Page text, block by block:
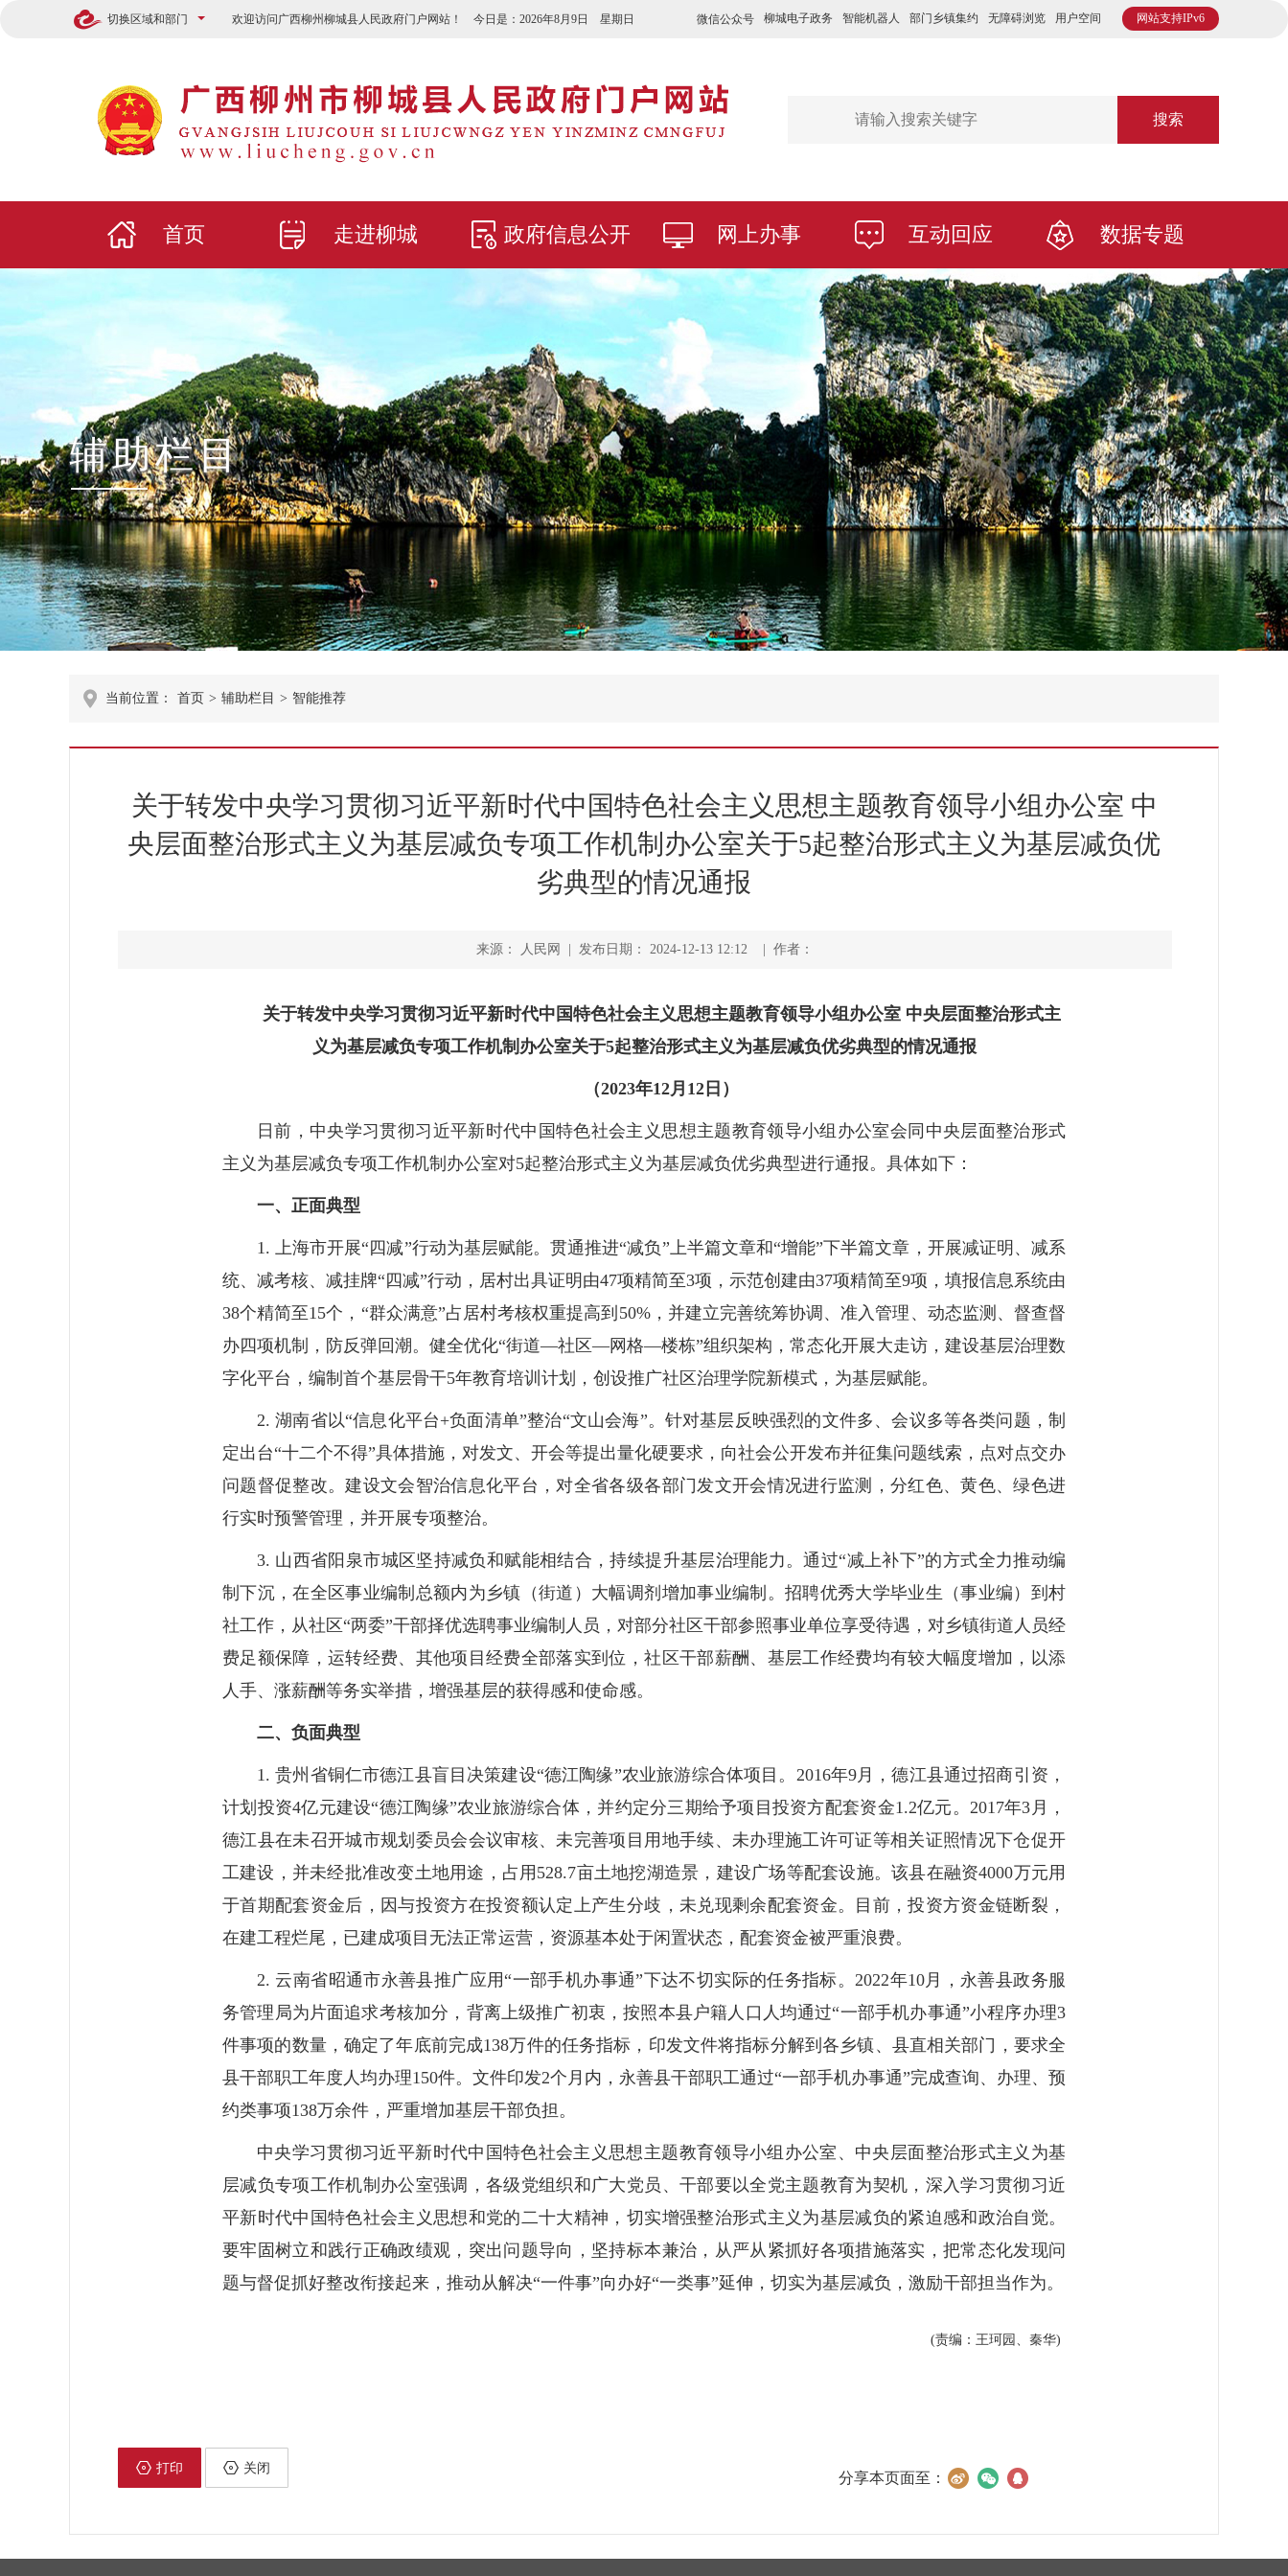
切换区域和部门 网站支持IPv6
微信公众号 柳城电子政务 智能机器人 部门乡镇集约 无障碍浏览 用户空间
欢迎访问广西柳州柳城县人民政府门户网站！ 今日是： 2026年8月9日 星期日
搜索
首页 走进柳城 政府信息公开 网上办事 互动回应 数据专题
辅助栏目
当前位置： 首页 > 辅助栏目 > 智能推荐
关于转发中央学习贯彻习近平新时代中国特色社会主义思想主题教育领导小组办公室 中
央层面整治形式主义为基层减负专项工作机制办公室关于5起整治形式主义为基层减负优
劣典型的情况通报
来源： 人民网 | 发布日期： 2024-12-13 12:12 | 作者：
关于转发中央学习贯彻习近平新时代中国特色社会主义思想主题教育领导小组办公室 中央层面整治形式主
义为基层减负专项工作机制办公室关于5起整治形式主义为基层减负优劣典型的情况通报
（2023年12月12日）
日前，中央学习贯彻习近平新时代中国特色社会主义思想主题教育领导小组办公室会同中央层面整治形式
主义为基层减负专项工作机制办公室对5起整治形式主义为基层减负优劣典型进行通报。具体如下：
一、正面典型
1. 上海市开展“四减”行动为基层赋能。贯通推进“减负”上半篇文章和“增能”下半篇文章，开展减证明、减系
统、减考核、减挂牌“四减”行动，居村出具证明由47项精简至3项，示范创建由37项精简至9项，填报信息系统由
38个精简至15个，“群众满意”占居村考核权重提高到50%，并建立完善统筹协调、准入管理、动态监测、督查督
办四项机制，防反弹回潮。健全优化“街道—社区—网格—楼栋”组织架构，常态化开展大走访，建设基层治理数
字化平台，编制首个基层骨干5年教育培训计划，创设推广社区治理学院新模式，为基层赋能。
2. 湖南省以“信息化平台+负面清单”整治“文山会海”。针对基层反映强烈的文件多、会议多等各类问题，制
定出台“十二个不得”具体措施，对发文、开会等提出量化硬要求，向社会公开发布并征集问题线索，点对点交办
问题督促整改。建设文会智治信息化平台，对全省各级各部门发文开会情况进行监测，分红色、黄色、绿色进
行实时预警管理，并开展专项整治。
3. 山西省阳泉市城区坚持减负和赋能相结合，持续提升基层治理能力。通过“减上补下”的方式全力推动编
制下沉，在全区事业编制总额内为乡镇（街道）大幅调剂增加事业编制。招聘优秀大学毕业生（事业编）到村
社工作，从社区“两委”干部择优选聘事业编制人员，对部分社区干部参照事业单位享受待遇，对乡镇街道人员经
费足额保障，运转经费、其他项目经费全部落实到位，社区干部薪酬、基层工作经费均有较大幅度增加，以添
人手、涨薪酬等务实举措，增强基层的获得感和使命感。
二、负面典型
1. 贵州省铜仁市德江县盲目决策建设“德江陶缘”农业旅游综合体项目。2016年9月，德江县通过招商引资，
计划投资4亿元建设“德江陶缘”农业旅游综合体，并约定分三期给予项目投资方配套资金1.2亿元。2017年3月，
德江县在未召开城市规划委员会会议审核、未完善项目用地手续、未办理施工许可证等相关证照情况下仓促开
工建设，并未经批准改变土地用途，占用528.7亩土地挖湖造景，建设广场等配套设施。该县在融资4000万元用
于首期配套资金后，因与投资方在投资额认定上产生分歧，未兑现剩余配套资金。目前，投资方资金链断裂，
在建工程烂尾，已建成项目无法正常运营，资源基本处于闲置状态，配套资金被严重浪费。
2. 云南省昭通市永善县推广应用“一部手机办事通”下达不切实际的任务指标。2022年10月，永善县政务服
务管理局为片面追求考核加分，背离上级推广初衷，按照本县户籍人口人均通过“一部手机办事通”小程序办理3
件事项的数量，确定了年底前完成138万件的任务指标，印发文件将指标分解到各乡镇、县直相关部门，要求全
县干部职工年度人均办理150件。文件印发2个月内，永善县干部职工通过“一部手机办事通”完成查询、办理、预
约类事项138万余件，严重增加基层干部负担。
中央学习贯彻习近平新时代中国特色社会主义思想主题教育领导小组办公室、中央层面整治形式主义为基
层减负专项工作机制办公室强调，各级党组织和广大党员、干部要以全党主题教育为契机，深入学习贯彻习近
平新时代中国特色社会主义思想和党的二十大精神，切实增强整治形式主义为基层减负的紧迫感和政治自觉。
要牢固树立和践行正确政绩观，突出问题导向，坚持标本兼治，从严从紧抓好各项措施落实，把常态化发现问
题与督促抓好整改衔接起来，推动从解决“一件事”向办好“一类事”延伸，切实为基层减负，激励干部担当作为。
(责编：王珂园、秦华)
打印 关闭
分享本页面至：